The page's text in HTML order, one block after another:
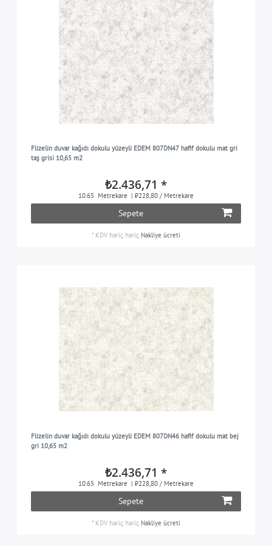
Flizelin duvar kağıdı dokulu yüzeyli EDEM 807DN47 hafif dokulu mat gri
taş grisi 10,65 m2
₺2.436,71 *
10.65 Metrekare | ₺228,80 / Metrekare
Sepete
* KDV hariç hariç Nakliye ücreti
Flizelin duvar kağıdı dokulu yüzeyli EDEM 807DN46 hafif dokulu mat bej
gri 10,65 m2
₺2.436,71 *
10.65 Metrekare | ₺228,80 / Metrekare
Sepete
* KDV hariç hariç Nakliye ücreti